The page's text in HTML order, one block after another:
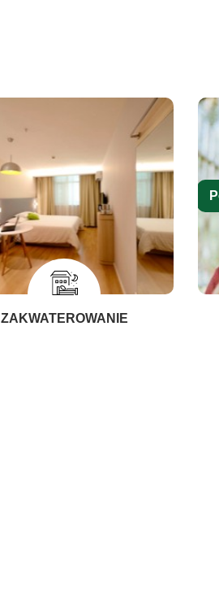
ZAKWATEROWANIE